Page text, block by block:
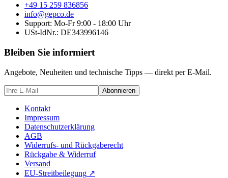
+49 15 259 836856
info@gepco.de
Support: Mo-Fr 9:00 - 18:00 Uhr
USt-IdNr.: DE343996146
Bleiben Sie informiert
Angebote, Neuheiten und technische Tipps — direkt per E-Mail.
Abonnieren
Kontakt
Impressum
Datenschutzerklärung
AGB
Widerrufs- und Rückgaberecht
Rückgabe & Widerruf
Versand
EU-Streitbeilegung ↗